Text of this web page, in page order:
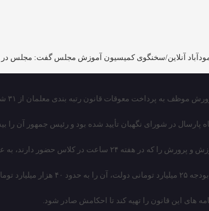
آنلاین/سخنگوی کمیسیون آموزش مجلس گفت: مجلس در قانون بودجه ۱۴۰۱ به طور قطعی بودجه رتبه بندی معلمان را در نظر گرفته و دولت
معوقات قانون رتبه بندی معلمان از ۳۱ شهریور ماه سال ۱۴۰۰ تاکنون هستند.
به عنوان معلم، از ۳۱ شهریور ۱۴۰۰ رتبه بندی می کند.
های این قانون را تهیه کند تا احکامش صادر شود.